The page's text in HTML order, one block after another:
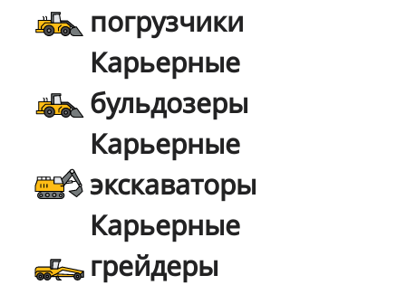
погрузчики
Карьерные
бульдозеры
Карьерные
экскаваторы
Карьерные
грейдеры